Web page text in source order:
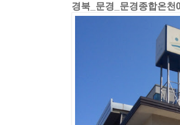
경북_문경_문경종합온천